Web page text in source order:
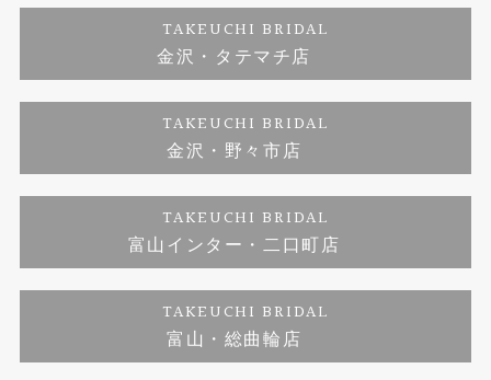
婚約ネックレス
ダイヤモンド
ジュエリーリフォーム
プロポーズサポート
ブランドリスト
福井指輪工房｜手作りペアリング
福井指輪工房｜手作り結婚指輪 and 婚約指輪
福井工房｜手作り婚約指輪プロポーズプラン
お客様の声
プライバシーポリシー
TAKEUCHI BRIDAL
金沢・タテマチ店
TAKEUCHI BRIDAL
金沢・野々市店
TAKEUCHI BRIDAL
富山インター・二口町店
TAKEUCHI BRIDAL
富山・総曲輪店